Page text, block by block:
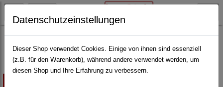
Rinderhaltung Nasenringe, Nasenbremsen und Bullenführstab(22)
Datenschutzeinstellungen
Dieser Shop verwendet Cookies. Einige von ihnen sind essenziell
(z.B. für den Warenkorb), während andere verwendet werden, um
diesen Shop und Ihre Erfahrung zu verbessern.